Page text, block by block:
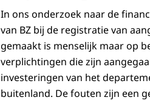
In ons onderzoek naar de
van BZ bij de registratie van
gemaakt is menselijk maar op
verplichtingen die zijn
investeringen van het
buitenland. De fouten zijn een